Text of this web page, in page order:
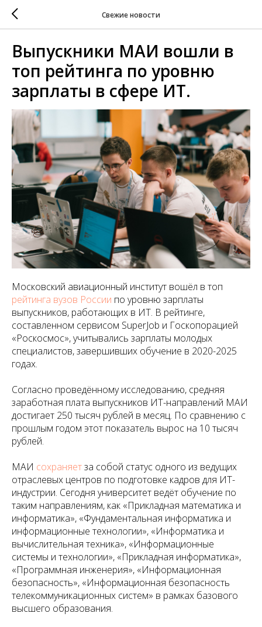
Свежие новости
Выпускники МАИ вошли в
топ рейтинга по уровню
зарплаты в сфере ИТ.
Московский авиационный институт вошёл в топ
рейтинга вузов России по уровню зарплаты
выпускников, работающих в ИТ. В рейтинге,
составленном сервисом SuperJob и Госкопорацией
«Роскосмос», учитывались зарплаты молодых
специалистов, завершивших обучение в 2020-2025
годах.
Согласно проведённому исследованию, средняя
заработная плата выпускников ИТ-направлений МАИ
достигает 250 тысяч рублей в месяц. По сравнению с
прошлым годом этот показатель вырос на 10 тысяч
рублей.
МАИ сохраняетза собой статус одного из ведущих
отраслевых центров по подготовке кадров для ИТ-
индустрии. Сегодня университет ведёт обучение по
таким направлениям, как «Прикладная математика и
информатика», «Фундаментальная информатика и
информационные технологии», «Информатика и
вычислительная техника», «Информационные
системы и технологии», «Прикладная информатика»,
«Программная инженерия», «Информационная
безопасность», «Информационная безопасность
телекоммуникационных систем» в рамках базового
высшего образования.